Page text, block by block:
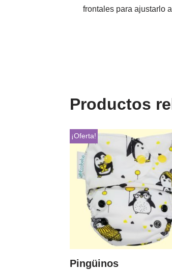
frontales para ajustarlo
Productos
¡Oferta!
Pingüinos